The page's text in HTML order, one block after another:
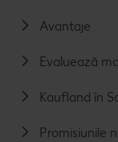
Avantaje
Evaluează
Kaufland în
Promisiunile